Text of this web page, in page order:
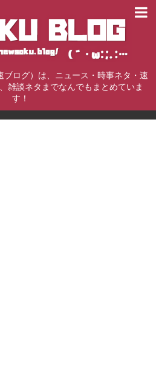
ブログ）は、ニュース・時事ネタ・速
雑談ネタまでなんでもまとめていま
す！